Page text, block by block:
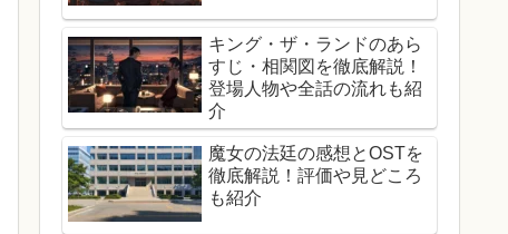
キング・ザ・ランドのあら
すじ・相関図を徹底解説！
登場人物や全話の流れも紹
介
魔女の法廷の感想とOSTを
徹底解説！評価や見どころ
も紹介